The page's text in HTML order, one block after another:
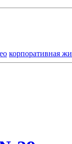
корпоративная